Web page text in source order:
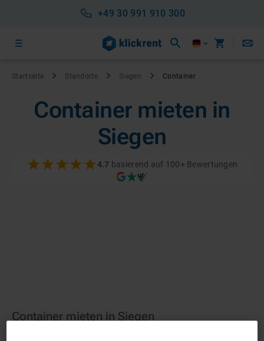
+49 30 991 910 300
Startseite Standorte Siegen Container
Container mieten in
Siegen
4.7 basierend auf 100+ Bewertungen
Container mieten in Siegen